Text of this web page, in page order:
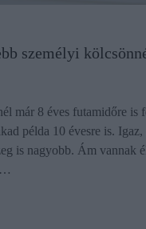
személyi
már 8 éves futamidőre is
példa 10 évesre is. Igaz,
is nagyobb. Ám vannak